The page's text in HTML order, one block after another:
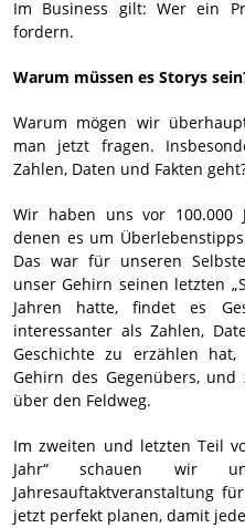
Im Business gilt: Wer ein
fordern.
Warum müssen es Storys
Warum mögen wir
man jetzt fragen.
Zahlen, Daten und Fakten
Wir haben uns vor 100.000
denen es um
Das war für unseren
unser Gehirn seinen letzten
Jahren hatte, findet es
interessanter als Zahlen,
Geschichte zu erzählen
Gehirn des Gegenübers,
über den Feldweg.
Im zweiten und letzten Teil
Jahr“ schauen wir
Jahresauftaktveranstaltung
jetzt perfekt planen, damit